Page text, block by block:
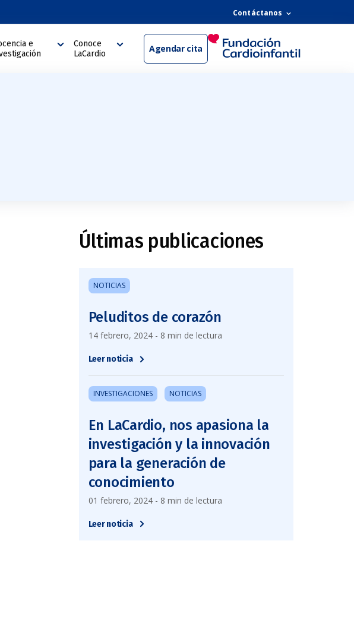
Contáctanos
e
Conoce
LaCardio
Agendar cita
Últimas publicaciones
NOTICIAS
Peluditos de corazón
14 febrero, 2024 - 8 min de lectura
Leer noticia
INVESTIGACIONES NOTICIAS
En LaCardio, nos apasiona la
investigación y la innovación
para la generación de
conocimiento
01 febrero, 2024 - 8 min de lectura
Leer noticia